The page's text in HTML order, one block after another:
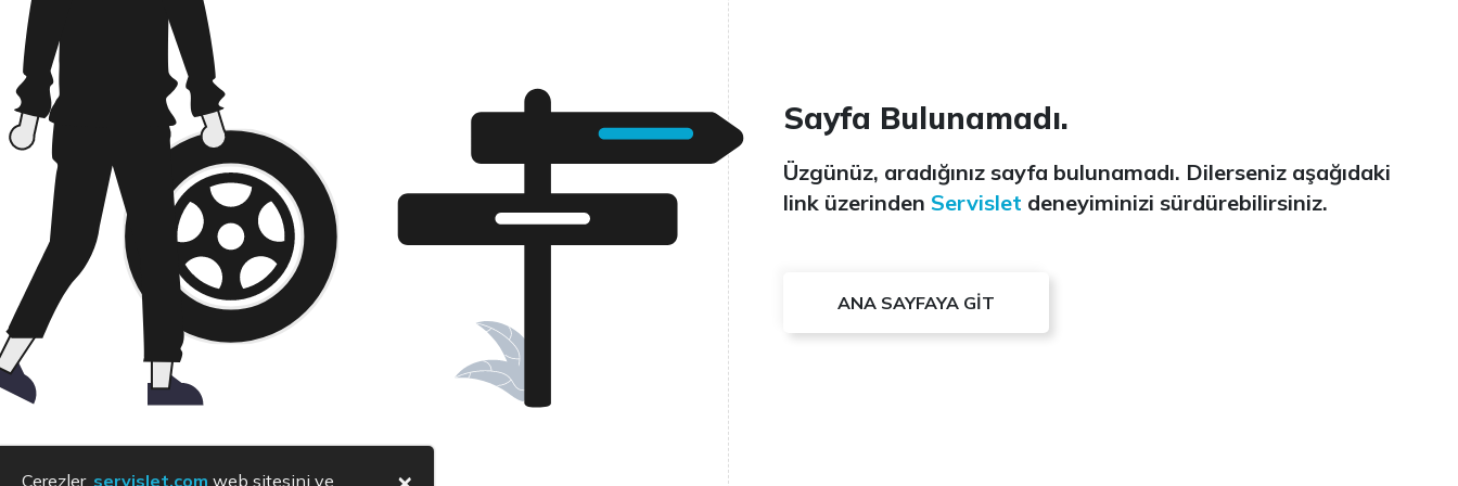
Sayfa Bulunamadı.
Üzgünüz, aradığınız sayfa bulunamadı. Dilerseniz aşağıdaki
link üzerinden Servislet deneyiminizi sürdürebilirsiniz.
ANA SAYFAYA GİT
Çerezler, servislet.com web sitesini ve